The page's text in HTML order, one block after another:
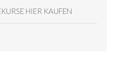
HIER KAUFEN